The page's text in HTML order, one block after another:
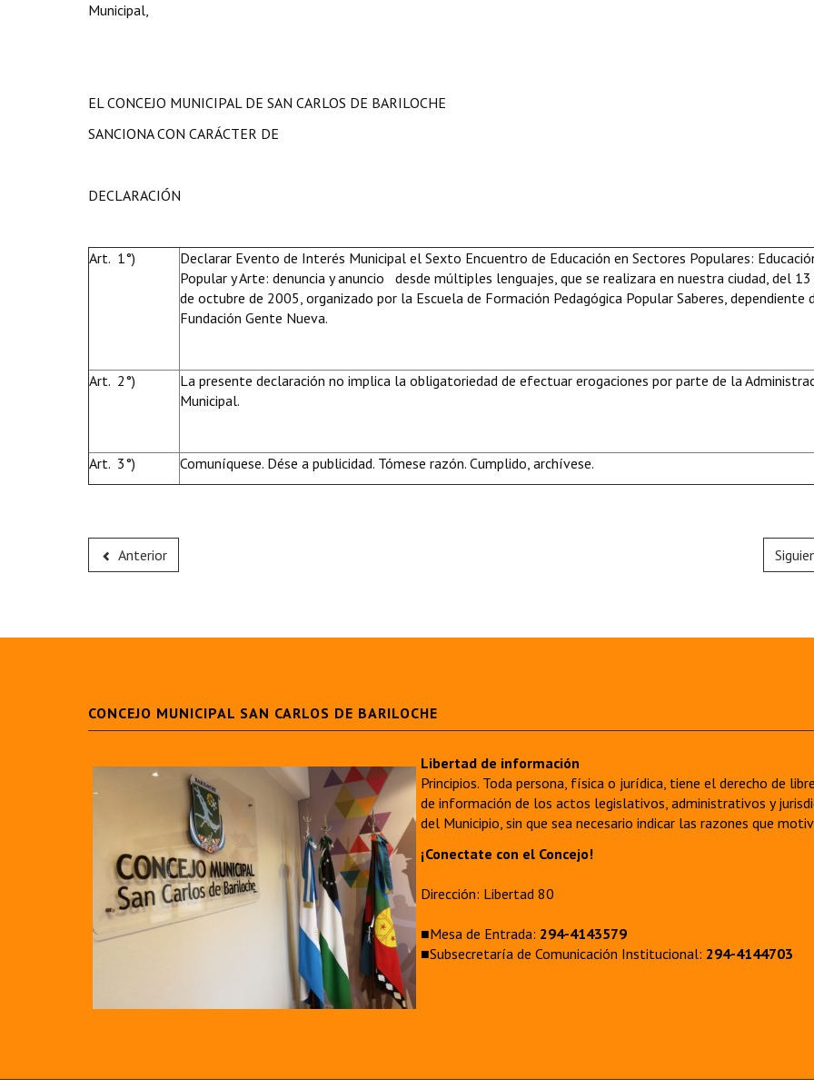
Municipal,
EL CONCEJO MUNICIPAL DE SAN CARLOS DE BARILOCHE
SANCIONA CON CARÁCTER DE
DECLARACIÓN
Art. 1°)
Declarar Evento de Interés Municipal el Sexto Encuentro de Educación en Sectores Populares:
Popular y Arte: denuncia y anuncio desde múltiples lenguajes, que se realizara en nuestra ciudad, del
de octubre de 2005, organizado por la Escuela de Formación Pedagógica Popular Saberes, dependiente
Fundación Gente Nueva.
Art. 2°)
La presente declaración no implica la obligatoriedad de efectuar erogaciones por parte de la
Municipal.
Art. 3°) Comuníquese. Dése a publicidad. Tómese razón. Cumplido, archívese.
Anterior
CONCEJO MUNICIPAL SAN CARLOS DE BARILOCHE
Libertad de información
Principios. Toda persona, física o jurídica, tiene el derecho de
de información de los actos legislativos, administrativos y
del Municipio, sin que sea necesario indicar las razones que
¡Conectate con el Concejo!
Dirección: Libertad 80
■Mesa de Entrada: 294-4143579
■Subsecretaría de Comunicación Institucional: 294-4144703